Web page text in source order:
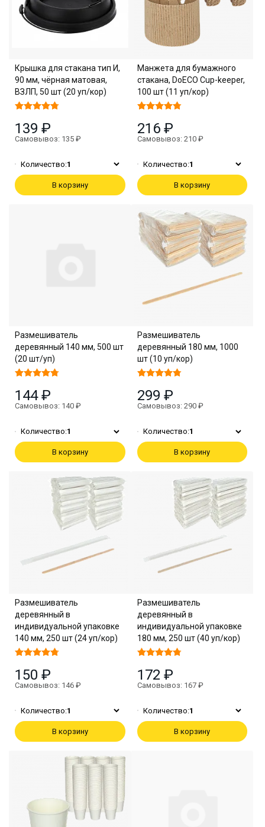
Крышка для стакана тип И,
90 мм, чёрная матовая,
ВЗЛП, 50 шт (20 уп/кор)
139 ₽
Самовывоз: 135 ₽
Количество:1
В корзину
Манжета для бумажного
стакана, DoECO Cup-keeper,
100 шт (11 уп/кор)
216 ₽
Самовывоз: 210 ₽
Количество:1
В корзину
Размешиватель
деревянный 140 мм, 500 шт
(20 шт/уп)
144 ₽
Самовывоз: 140 ₽
Количество:1
В корзину
Размешиватель
деревянный 180 мм, 1000
шт (10 уп/кор)
299 ₽
Самовывоз: 290 ₽
Количество:1
В корзину
Размешиватель
деревянный в
индивидуальной упаковке
140 мм, 250 шт (24 уп/кор)
150 ₽
Самовывоз: 146 ₽
Количество:1
В корзину
Размешиватель
деревянный в
индивидуальной упаковке
180 мм, 250 шт (40 уп/кор)
172 ₽
Самовывоз: 167 ₽
Количество:1
В корзину